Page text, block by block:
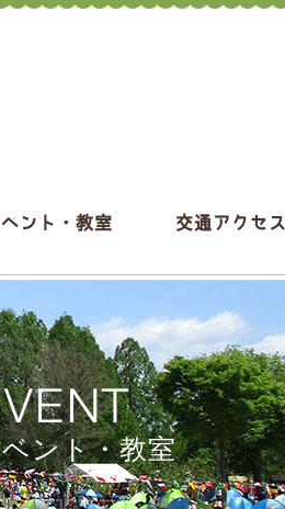
ント・教室 交通アクセス
ント・教室